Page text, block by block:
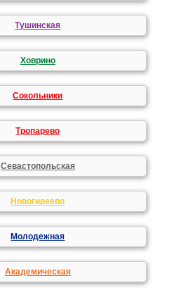
Тушинская
Ховрино
Сокольники
Тропарево
Севастопольская
Новогиреево
Молодежная
Академическая